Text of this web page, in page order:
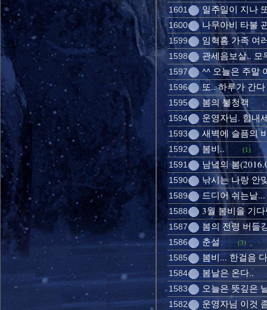
1601 일주일이 지나
1600 나무아비 타불
1599 임혁홈 가족 여
1598 관세음보살.. 모
1597 ^^ 오늘은 주말
1596 또.. 하루가 간다
1595 봄의 불청객
1594 운영자님. 힘내
1593 새벽에 슬픔의
1592 봄비.. (1)
1591 남녘의 봄
1590 낚시는 나랑 안
1589 드디어 쉬는날...
1588 3월 봄비을 기
1587 봄의 전령 버들
1586 춘설 (3)
1585 봄비... 한걸음
1584 봄날은 온다..
1583 오늘은 뜻깊은
1582 운영자님 이것